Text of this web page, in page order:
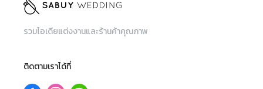
รวมไอเดียแต่งงานและร้านค้าคุณภาพ
ติดตามเราได้ที่